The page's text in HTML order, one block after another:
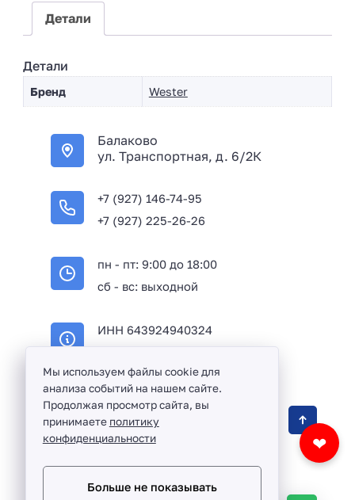
Детали
Детали
Бренд Wester
Балаково
ул. Транспортная, д. 6/2К
+7 (927) 146-74-95
+7 (927) 225-26-26
пн - пт: 9:00 до 18:00
сб - вс: выходной
ИНН 643924940324
❤
Оптовая продажа сантехники и комплектующих
в Балаково и Саратовской области ©
Разработка сайта и дизайн:revtail.ru
Мы используем файлы cookie для
анализа событий на нашем сайте.
Продолжая просмотр сайта, вы
принимаете политику
конфиденциальности
Больше не показывать